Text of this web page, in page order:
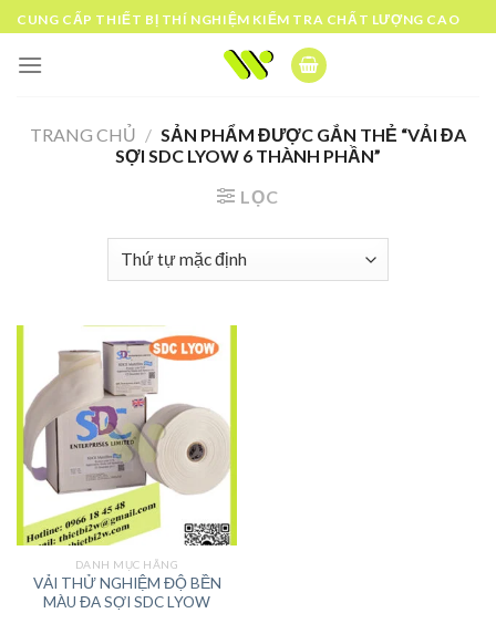
Skip
to
content
CUNG CẤP THIẾT BỊ THÍ NGHIỆM KIỂM TRA CHẤT LƯỢNG CAO
TRANG CHỦ / SẢN PHẨM ĐƯỢC GẮN THẺ “VẢI ĐA
SỢI SDC LYOW 6 THÀNH PHẦN”
LỌC
DANH MỤC HÃNG
VẢI THỬ NGHIỆM ĐỘ BỀN
MÀU ĐA SỢI SDC LYOW